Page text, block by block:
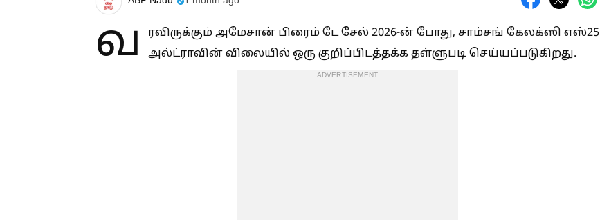
வ
ரவிருக்கும் அமேசான் பிரைம் டே சேல் 2026-ன் போது, ​​சாம்சங் கேலக்ஸி எஸ்25
அல்ட்ராவின் விலையில் ஒரு குறிப்பிடத்தக்க தள்ளுபடி செய்யப்படுகிறது.
ADVERTISEMENT